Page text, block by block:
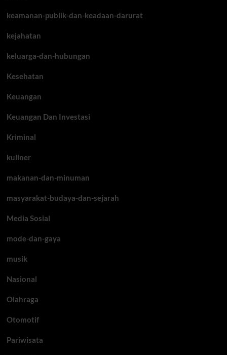
keamanan-publik-dan-keadaan-darurat
kejahatan
keluarga-dan-hubungan
Kesehatan
Keuangan
Keuangan Dan Investasi
Kriminal
kuliner
makanan-dan-minuman
masyarakat-budaya-dan-sejarah
Media Sosial
mode-dan-gaya
musik
Nasional
Olahraga
Otomotif
Pariwisata